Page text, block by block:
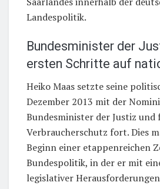
Landespolitik.
Bundesminister der
ersten Schritte auf
Heiko Maas setzte seine
Dezember 2013 mit der
Bundesminister der Justiz und
Verbraucherschutz fort. Dies
Beginn einer etappenreichen
Bundespolitik, in der er mit
legislativer